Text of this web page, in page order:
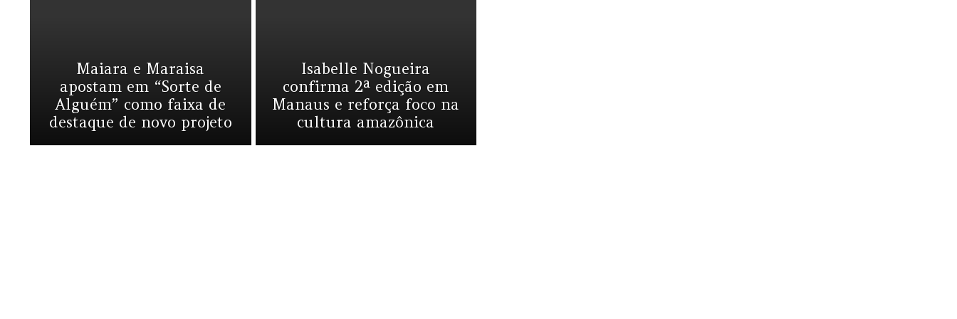
Maiara e Maraisa
apostam em “Sorte de
Alguém” como faixa de
destaque de novo projeto
Isabelle Nogueira
confirma 2ª edição em
Manaus e reforça foco na
cultura amazônica